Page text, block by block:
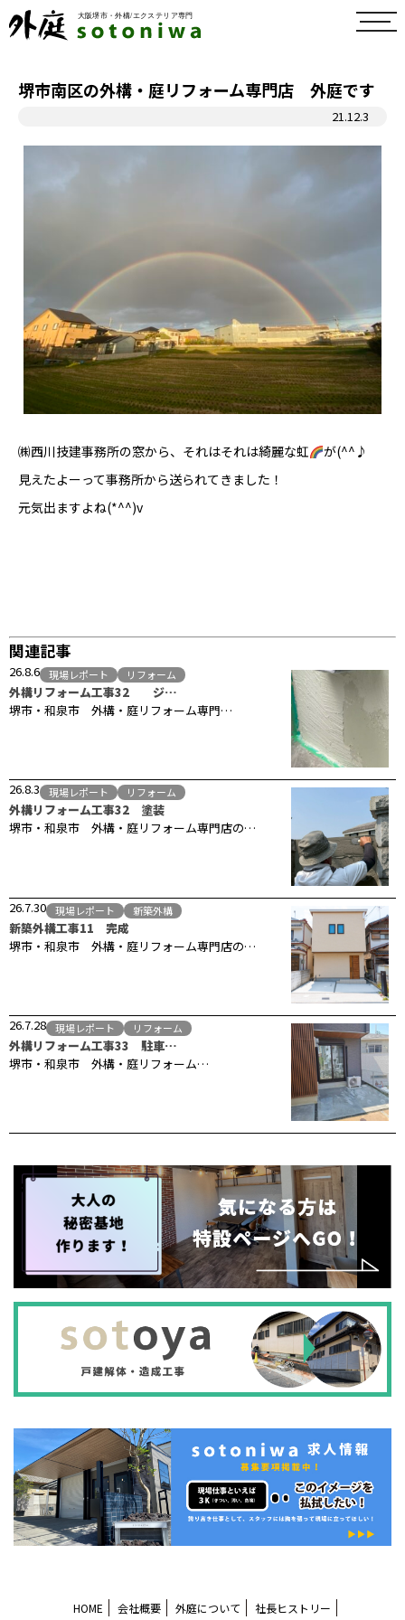
toggle
堺市南区の外構・庭リフォーム専門店 外庭です
21.12.3
㈱西川技建事務所の窓から、それはそれは綺麗な虹
が(^^♪
見えたよーって事務所から送られてきました！
元気出ますよね(*^^)v
関連記事
26.8.6 現場レポート リフォーム
外構リフォーム工事32 ジ…
堺市・和泉市 外構・庭リフォーム専門…
26.8.3 現場レポート リフォーム
外構リフォーム工事32 塗装
堺市・和泉市 外構・庭リフォーム専門店の…
26.7.30 現場レポート 新築外構
新築外構工事11 完成
堺市・和泉市 外構・庭リフォーム専門店の…
26.7.28 現場レポート リフォーム
外構リフォーム工事33 駐車…
堺市・和泉市 外構・庭リフォーム…
HOME 会社概要 外庭について 社長ヒストリー